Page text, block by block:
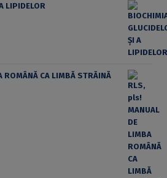
LIPIDELOR
CA LIMBĂ STRĂINĂ